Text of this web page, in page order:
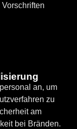
an, um
zu
am
bei Bränden.